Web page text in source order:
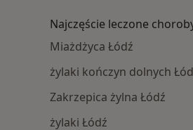
Najczęście leczone
Miażdżyca Łódź
żylaki kończyn dolnych
Zakrzepica żylna Łódź
żylaki Łódź